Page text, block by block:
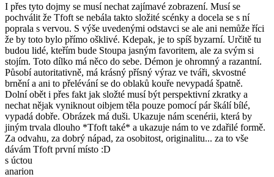
I přes tyto dojmy se musí nechat zajímavé zobrazení. Musí se
pochválit že Tfoft se nebála takto složité scénky a docela se s ní
poprala s vervou. S výše uvedenými odstavci se ale ani nemůže říci
že by toto bylo přímo ošklivé. Kdepak, je to spíš byzarní. Určitě tu
budou lidé, kteřím bude Stoupa jasným favoritem, ale za svým si
stojím. Toto dílko má něco do sebe. Démon je ohromný a razantní.
Působí autoritativně, má krásný přísný výraz ve tváři, skvostné
brnění a ani to přelévání se do oblaků kouře nevypadá špatně.
Dolní obět i přes fakt jak složté musí být perspektivní zkratky a
nechat nějak vyniknout oibjem těla pouze pomocí pár škálí bílé,
vypadá dobře. Obrázek má duši. Ukazuje nám scenérii, která by
jiným trvala dlouho *Tfoft také* a ukazuje nám to ve zdařilé formě.
Za odvahu, za dobrý nápad, za osobitost, originalitu... za to vše
dávám Tfoft první místo :D
s úctou
anarion